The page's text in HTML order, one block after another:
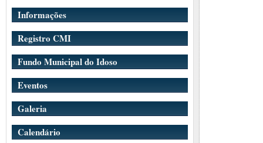
Informações
Registro CMI
Fundo Municipal do Idoso
Eventos
Galeria
Calendário